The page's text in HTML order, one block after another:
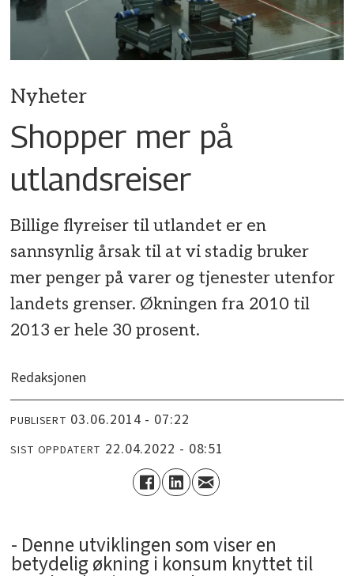
Nyheter
Shopper mer på
utlandsreiser
Billige flyreiser til utlandet er en
sannsynlig årsak til at vi stadig bruker
mer penger på varer og tjenester utenfor
landets grenser. Økningen fra 2010 til
2013 er hele 30 prosent.
Redaksjonen
PUBLISERT 03.06.2014 - 07:22
SIST OPPDATERT 22.04.2022 - 08:51
- Denne utviklingen som viser en
betydelig økning i konsum knyttet til